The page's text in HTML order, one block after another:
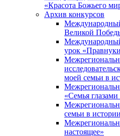
«Красота Божьего
Архив конкурсов
Великой
урок
моей семьи в
«Семья глазами
семьи в
настоящее»